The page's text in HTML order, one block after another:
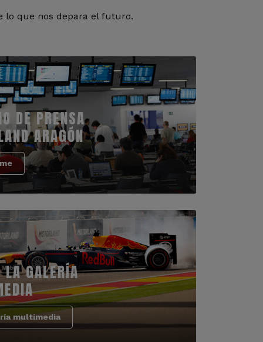
lo que nos depara el futuro.
DE PRENSA
ARAGÓN
LA GALERÍA
multimedia